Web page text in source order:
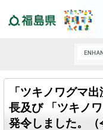
「ツキノワグマ
長及び 「ツキノ
発令しました。（